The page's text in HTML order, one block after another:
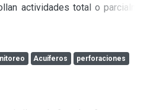
actividades total o parcialmente
de Buenos Aires. Una de las
que pudiesen ser resueltos
y, en ese contexto, existió
a la idea de tomar a la cuenca del
de estudios exhaustivos en
en el área de un centro de
Acuíferos
perforaciones